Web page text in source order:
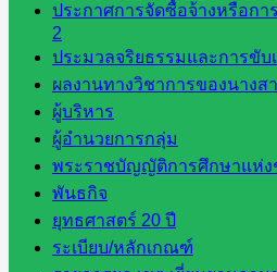
ประกาศการจัดซื้อจ้างหรือก
2
ประมวลจริยธรรมและการขับ
ผลงานทางวิชาการของนาง
ผู้บริหาร
ผู้อำนวยการกลุ่ม
พระราชบัญญัติการศึกษาแห่ง
พันธกิจ
ยุทธศาสตร์ 20 ปี
ระเบียบ/หลักเกณฑ์
สระแก้ว
สำนักงาน
ส.ก.ส.ค.
จังหวัด
สระแก้ว
สพป.
สระแก้ว
เขต 1
สพป.สระแก้ว
เขต 2